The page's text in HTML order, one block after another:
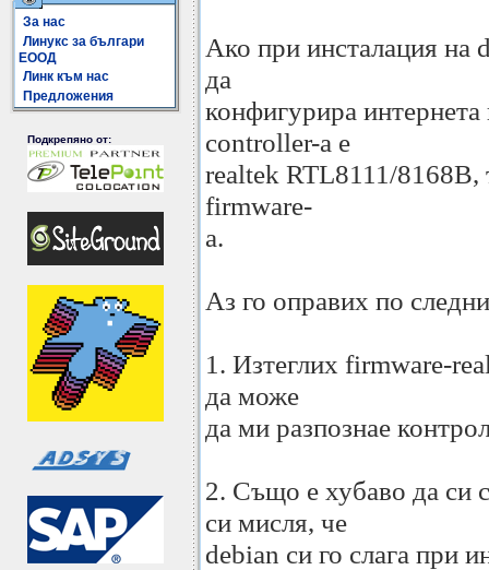
За нас
Линукс за българи
ЕООД
Линк към нас
Предложения
Подкрепяно от:
Ако при инсталация на
да
конфигурира
controller-a е
realtek RTL8111/8168B,
firmware-
a.
Аз го оправих по
1. Изтеглих firmware-
да може
да ми разпознае
2. Също е хубаво да си
си мисля, че
debian си го слага при